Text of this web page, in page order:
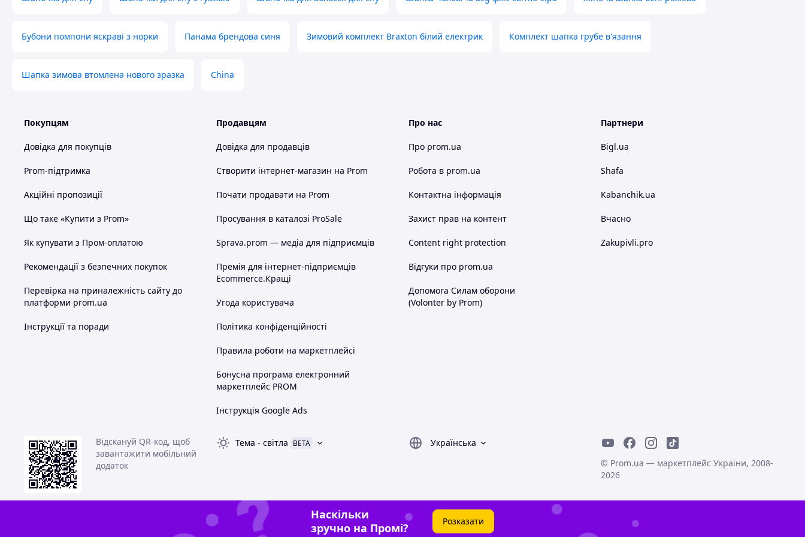
Бубони помпони яскраві з норки Панама брендова синя Зимовий комплект Braxton білий електрик Комплект шапка грубе в'язання
Шапка зимова втомлена нового зразка China
Покупцям
Довідка для покупців
Prom-підтримка
Акційні пропозиції
Що таке «Купити з Prom»
Як купувати з Пром-оплатою
Рекомендації з безпечних покупок
Перевірка на приналежність сайту до
платформи prom.ua
Інструкції та поради
Продавцям
Довідка для продавців
Створити інтернет-магазин на Prom
Почати продавати на Prom
Просування в каталозі ProSale
Sprava.prom — медіа для підприємців
Премія для інтернет-підприємців
Ecommerce.Кращі
Угода користувача
Політика конфіденційності
Правила роботи на маркетплейсі
Бонусна програма електронний
маркетплейс PROM
Інструкція Google Ads
Про нас
Про prom.ua
Робота в prom.ua
Контактна інформація
Захист прав на контент
Content right protection
Відгуки про prom.ua
Допомога Силам оборони
(Volonter by Prom)
Партнери
Bigl.ua
Shafa
Kabanchik.ua
Вчасно
Zakupivli.pro
Відскануй QR-код, щоб
завантажити мобільний
додаток
Тема - світла BETA
Українська
© Prom.ua — маркетплейс України, 2008-
2026
Наскільки
зручно на Промі?
Розказати